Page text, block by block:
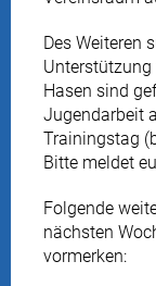
Des Weiteren
Hasen sind
Jugendarbeit
Trainingstag
Bitte meldet
Folgende
nächsten
vormerken: